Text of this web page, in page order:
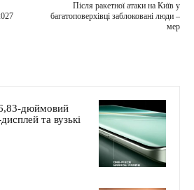
Після ракетної атаки на Київ у
багатоповерхівці заблоковані люди –
мер
дюймовий
та вузькі